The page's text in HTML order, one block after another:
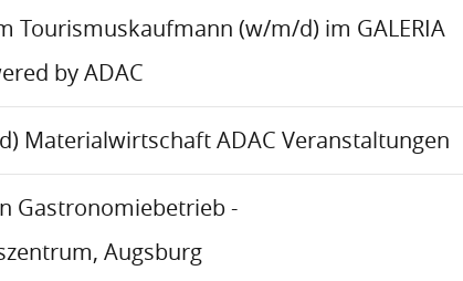
Tourismuskaufmann (w/m/d) im GALERIA
by ADAC
Materialwirtschaft ADAC Veranstaltungen
Gastronomiebetrieb -
Augsburg